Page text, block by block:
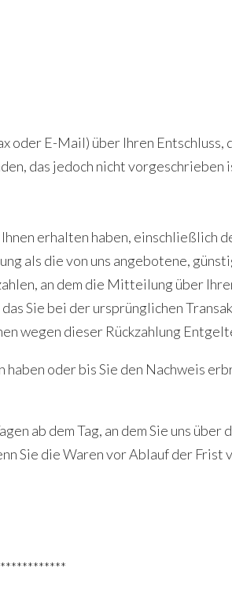
E-Mail) über Ihren Entschluss,
das jedoch nicht vorgeschrieben
erhalten haben, einschließlich
als die von uns angebotene,
an dem die Mitteilung über
Sie bei der ursprünglichen
wegen dieser Rückzahlung
oder bis Sie den Nachweis
ab dem Tag, an dem Sie uns
Sie die Waren vor Ablauf der Frist